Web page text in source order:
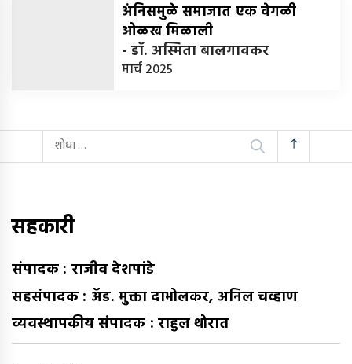
अंनिसमुळे समाजात एक वेगळी
ओळख मिळाली
-डॉ. अस्मिता बालगावकर
मार्च 2025
यांचा
शोध
सहकारी
संपादक : राजीव देशपांडे
सहसंपादक : अ‍ॅड. मुक्ता दाभोलकर, अनिल चव्हाण
व्यवस्थापकीय संपादक : राहुल थोरात